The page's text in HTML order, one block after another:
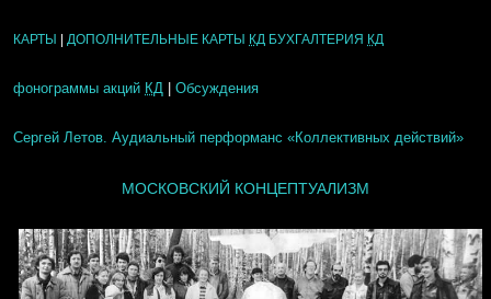
КАРТЫ |ДОПОЛНИТЕЛЬНЫЕ КАРТЫ КД БУХГАЛТЕРИЯ КД
фонограммы акций КД |Обсуждения
Сергей Летов. Аудиальный перформанс «Коллективных действий»
МОСКОВСКИЙ КОНЦЕПТУАЛИЗМ